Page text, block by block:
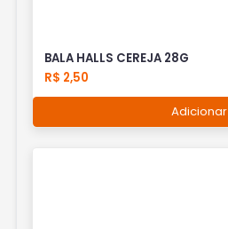
BALA HALLS CEREJA 28G
R$ 2,50
Adicionar